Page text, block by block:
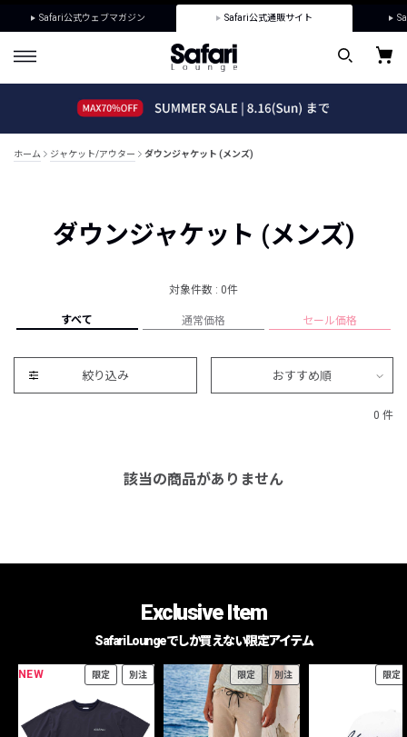
Safari公式ウェブマガジン Safari公式通販サイト
ホーム ジャケット/アウター ダウンジャケット (メンズ)
ダウンジャケット (メンズ)
対象件数 : 0件
すべて 通常価格 セール価格
絞り込み おすすめ順
0 件
該当の商品がありません
Exclusive Item
Safari Loungeでしか買えない限定アイテム
NEW 限定 別注 限定 別注 限定